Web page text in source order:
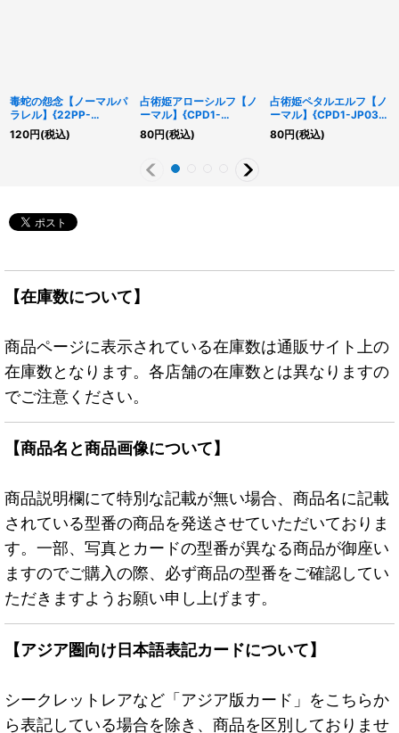
毒蛇の怨念【ノーマルパ
ラレル】{22PP-
JP008}《罠》
120円(税込)
占術姫アローシルフ【ノ
ーマル】{CPD1-
JP033}《モンスター》
80円(税込)
占術姫ペタルエルフ【ノ
ーマル】{CPD1-JP031}
《モンスター》
80円(税込)
【在庫数について】
商品ページに表示されている在庫数は通販サイト上の
在庫数となります。各店舗の在庫数とは異なりますの
でご注意ください。
【商品名と商品画像について】
商品説明欄にて特別な記載が無い場合、商品名に記載
されている型番の商品を発送させていただいておりま
す。一部、写真とカードの型番が異なる商品が御座い
ますのでご購入の際、必ず商品の型番をご確認してい
ただきますようお願い申し上げます。
【アジア圏向け日本語表記カードについて】
シークレットレアなど「アジア版カード」をこちらか
ら表記している場合を除き、商品を区別しておりませ